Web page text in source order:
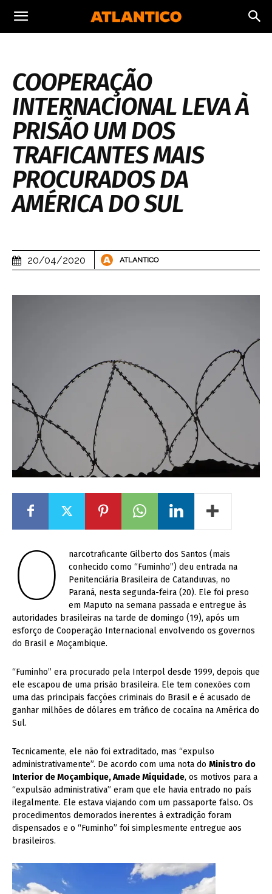
COOPERAÇÃO
INTERNACIONAL LEVA À
PRISÃO UM DOS
TRAFICANTES MAIS
PROCURADOS DA
AMÉRICA DO SUL
20/04/2020 ATLANTICO
O
narcotraficante Gilberto dos Santos (mais
conhecido como “Fuminho”) deu entrada na
Penitenciária Brasileira de Catanduvas, no
Paraná, nesta segunda-feira (20). Ele foi preso
em Maputo na semana passada e entregue às
autoridades brasileiras na tarde de domingo (19), após um
esforço de Cooperação Internacional envolvendo os governos
do Brasil e Moçambique.
“Fuminho” era procurado pela Interpol desde 1999, depois que
ele escapou de uma prisão brasileira. Ele tem conexões com
uma das principais facções criminais do Brasil e é acusado de
ganhar milhões de dólares em tráfico de cocaína na América do
Sul.
Tecnicamente, ele não foi extraditado, mas “expulso
administrativamente”. De acordo com uma nota do Ministro do
Interior de Moçambique, Amade Miquidade, os motivos para a
“expulsão administrativa” eram que ele havia entrado no país
ilegalmente. Ele estava viajando com um passaporte falso. Os
procedimentos demorados inerentes à extradição foram
dispensados ​​e o “Fuminho” foi simplesmente entregue aos
brasileiros.